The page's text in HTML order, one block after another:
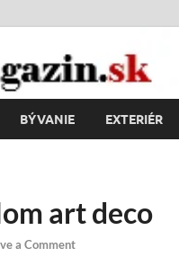
BÝVANIE EXTERIÉR
art deco
a Comment